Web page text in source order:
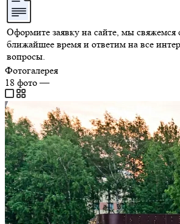
Оформите заявку на сайте, мы свяжемся
ближайшее время и ответим на все
вопросы.
Фотогалерея
18 фото—